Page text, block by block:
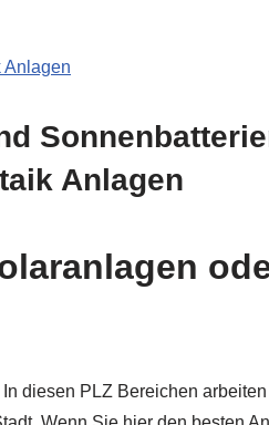
Anlagen
Anlagen
diesen PLZ Bereichen